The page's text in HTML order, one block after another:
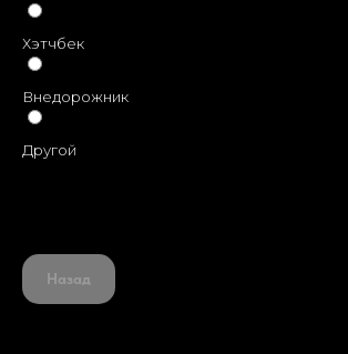
Хэтчбек
Внедорожник
Другой
Назад